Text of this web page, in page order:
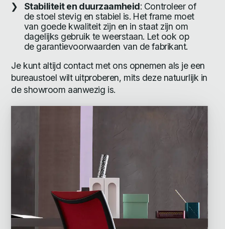
Stabiliteit en duurzaamheid: Controleer of
de stoel stevig en stabiel is. Het frame moet
van goede kwaliteit zijn en in staat zijn om
dagelijks gebruik te weerstaan. Let ook op
de garantievoorwaarden van de fabrikant.
Je kunt altijd contact met ons opnemen als je een
bureaustoel wilt uitproberen, mits deze natuurlijk in
de showroom aanwezig is.